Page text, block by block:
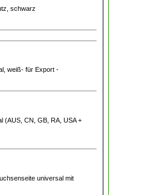
schwarz
weiß- für Export -
(AUS, CN, GB, RA, USA +
universal mit